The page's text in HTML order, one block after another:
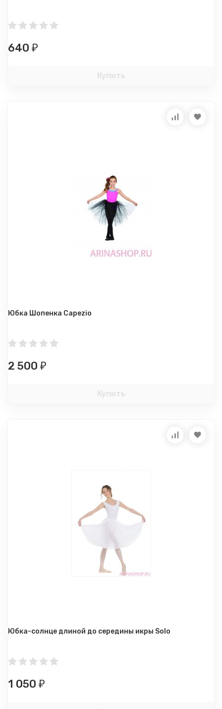
640 ₽
Купить
Юбка Шопенка Capezio
2 500 ₽
Купить
Юбка-солнце длиной до середины икры Solo
1 050 ₽